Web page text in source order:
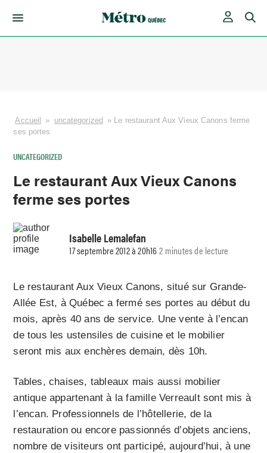
Accueil » uncategorized » Le restaurant Aux Vieux Canons ferme
ses portes
UNCATEGORIZED
Le restaurant Aux Vieux Canons
ferme ses portes
Isabelle Lemalefan
17 septembre 2012 à 20h162 minutes de lecture
Le restaurant Aux Vieux Canons, situé sur Grande-
Allée Est, à Québec a fermé ses portes au début du
mois, après 40 ans de service. Une vente à l’encan
de tous les ustensiles de cuisine et le mobilier
seront mis aux enchères demain, dès 10h.
Tables, chaises, tableaux mais aussi mobilier
antique appartenant à la famille Verreault sont mis à
l’encan. Professionnels de l’hôtellerie, de la
restauration ou encore passionnés d’objets anciens,
nombre de visiteurs ont participé, aujourd’hui, à une